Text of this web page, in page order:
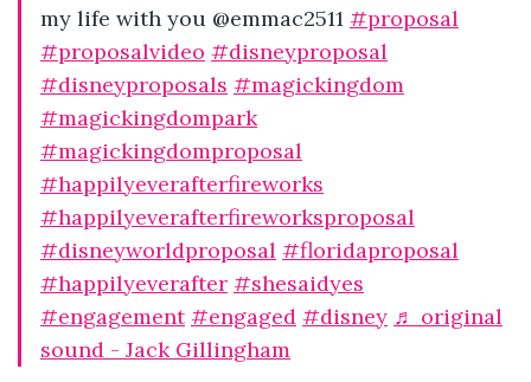
my life with you @emmac2511 #proposal
#proposalvideo #disneyproposal
#disneyproposals #magickingdom
#magickingdompark
#magickingdomproposal
#happilyeverafterfireworks
#happilyeverafterfireworksproposal
#disneyworldproposal #floridaproposal
#happilyeverafter #shesaidyes
#engagement #engaged #disney ♬ original
sound - Jack Gillingham